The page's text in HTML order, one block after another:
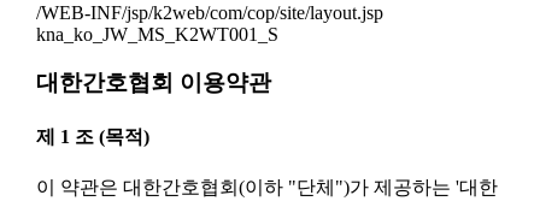
/WEB-INF/jsp/k2web/com/cop/site/layout.jsp
kna_ko_JW_MS_K2WT001_S
대한간호협회 이용약관
제 1 조 (목적)
이 약관은 대한간호협회(이하 "단체")가 제공하는 '대한